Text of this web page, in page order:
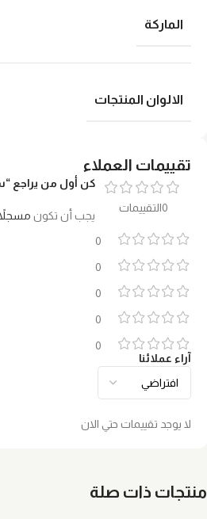
تقييمات العملاء
0التقييمات
0
0
0
0
0
آراء عملائنا
لا يوجد تقييمات حتي الان
كن أول من يراجع
يجب أن تكون
الماركة
الالوان المنتجات
منتجات ذات صلة